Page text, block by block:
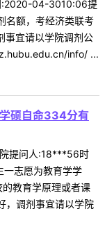
:2020-04-3010:06提
名额，考经济类联考
事宜请以学院调剂公
info/ ...
硕自命334分有
提问人:18***56时
志愿为教育学学
教育学原理或者课
，调剂事宜请以学院